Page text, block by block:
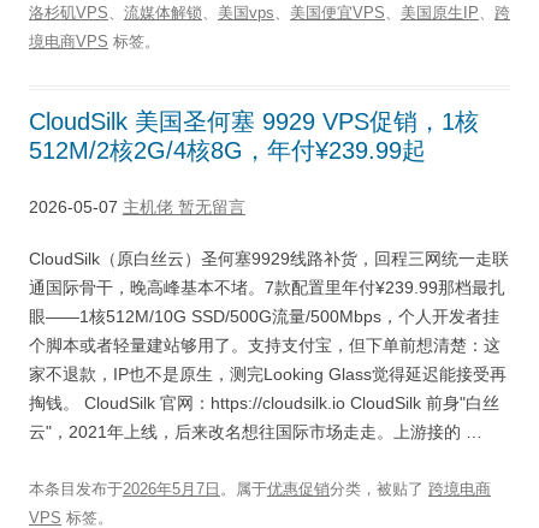
洛杉矶VPS、 流媒体解锁、 美国vps、 美国便宜VPS、 美国原生IP、 跨
境电商VPS 标签。
CloudSilk 美国圣何塞 9929 VPS促销，1核
512M/2核2G/4核8G，年付¥239.99起
2026-05-07 主机佬 暂无留言
CloudSilk（原白丝云）圣何塞9929线路补货，回程三网统一走联
通国际骨干，晚高峰基本不堵。7款配置里年付¥239.99那档最扎
眼——1核512M/10G SSD/500G流量/500Mbps，个人开发者挂
个脚本或者轻量建站够用了。支持支付宝，但下单前想清楚：这
家不退款，IP也不是原生，测完Looking Glass觉得延迟能接受再
掏钱。 CloudSilk 官网：https://cloudsilk.io CloudSilk 前身"白丝
云"，2021年上线，后来改名想往国际市场走走。上游接的 …
本条目发布于2026年5月7日 。属于优惠促销分类，被贴了 跨境电商
VPS 标签。